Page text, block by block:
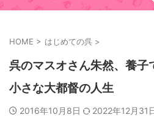
HOME > はじめての呉 >
呉のマスオさん朱然、養子
小さな大都督の人生
2016年10月8日 2022年12月31